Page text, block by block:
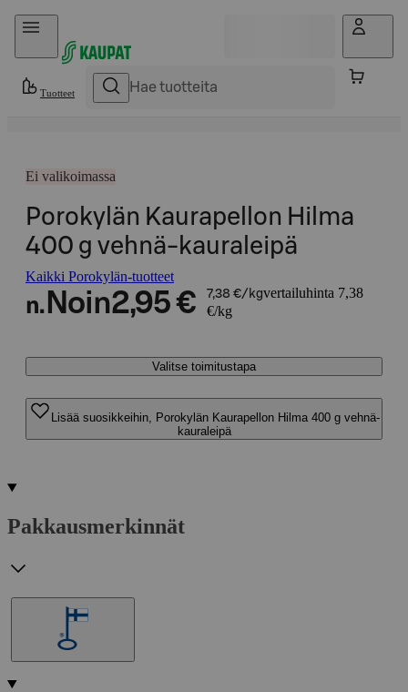
Hyppää sisältöön
Tuotteet
Ei valikoimassa
Porokylän Kaurapellon Hilma
400 g vehnä-kauraleipä
Kaikki Porokylän-tuotteet
n. Noin2,95 € 7,38 €/kgvertailuhinta 7,38
€/kg
Valitse toimitustapa
Lisää suosikkeihin, Porokylän Kaurapellon Hilma 400 g vehnä-
kauraleipä
Pakkausmerkinnät